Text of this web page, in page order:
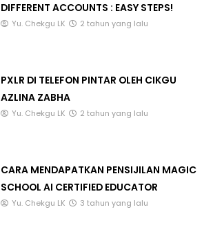
DIFFERENT ACCOUNTS : EASY STEPS!
Yu. Chekgu LK 2 tahun yang lalu
PXLR DI TELEFON PINTAR OLEH CIKGU
AZLINA ZABHA
Yu. Chekgu LK 2 tahun yang lalu
CARA MENDAPATKAN PENSIJILAN MAGIC
SCHOOL AI CERTIFIED EDUCATOR
Yu. Chekgu LK 3 tahun yang lalu